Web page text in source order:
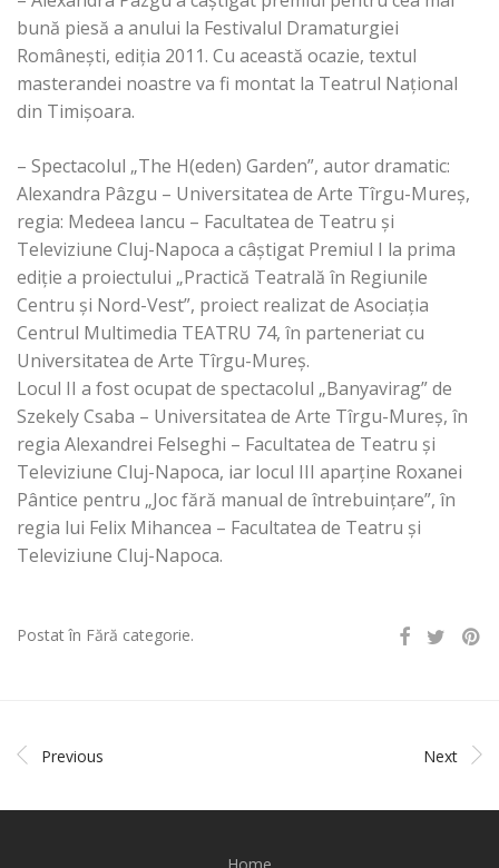
bună piesă a anului la Festivalul Dramaturgiei
Românești, ediția 2011. Cu această ocazie, textul
masterandei noastre va fi montat la Teatrul Național
din Timișoara.
– Spectacolul „The H(eden) Garden”, autor dramatic:
Alexandra Pâzgu – Universitatea de Arte Tîrgu-Mureș,
regia: Medeea Iancu – Facultatea de Teatru și
Televiziune Cluj-Napoca a câștigat Premiul I la prima
ediție a proiectului „Practică Teatrală în Regiunile
Centru şi Nord-Vest”, proiect realizat de Asociația
Centrul Multimedia TEATRU 74, în parteneriat cu
Universitatea de Arte Tîrgu-Mureș.
Locul II a fost ocupat de spectacolul „Banyavirag” de
Szekely Csaba – Universitatea de Arte Tîrgu-Mureș, în
regia Alexandrei Felseghi – Facultatea de Teatru și
Televiziune Cluj-Napoca, iar locul III aparține Roxanei
Pântice pentru „Joc fără manual de întrebuinţare”, în
regia lui Felix Mihancea – Facultatea de Teatru și
Televiziune Cluj-Napoca.
Postat în Fără categorie.
Previous Next